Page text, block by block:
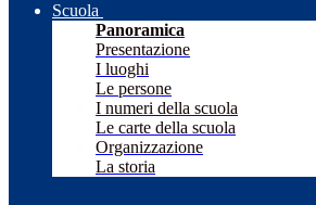
Scuola
Panoramica
Presentazione
I luoghi
Le persone
I numeri della scuola
Le carte della scuola
Organizzazione
La storia